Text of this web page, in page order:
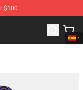
$100
Shop